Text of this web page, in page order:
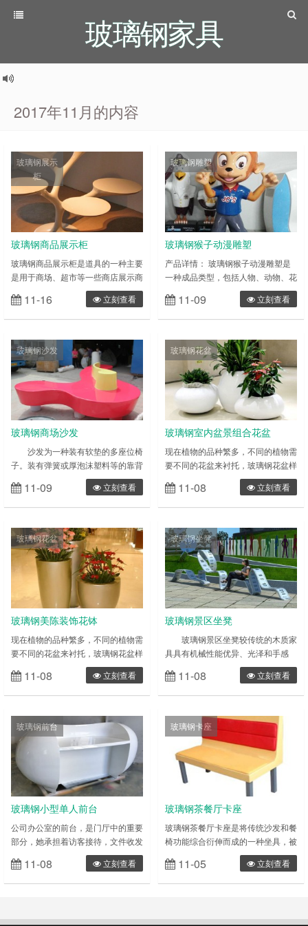
玻璃钢家具
2017年11月的内容
玻璃钢展示
柜
玻璃钢商品展示柜
玻璃钢商品展示柜是道具的一种主要
是用于商场、超市等一些商店展示商
品、储藏商品，具有外观个性、功能
强大，而且还要具备广告效应.从而
达更好的营利目的。为品牌提供一个
司店铺最好的展柜。展柜特色主要是
用于商场，超市，专卖店，精品店等
一些商店展示和储藏商品，外观讲究
美观别致，功能强大，而且具备明显
的广告效应以达到更好的赢利目的，
为品牌产……
11-16 立刻查看
玻璃钢雕塑
玻璃钢猴子动漫雕塑
产品详情： 玻璃钢猴子动漫雕塑是
一种成品类型，包括人物、动物、花
草等多种表现形式。雕塑一般分为圆
雕和浮雕两种类型，简单来 说，圆
雕产品就是三维立体类雕塑(比如仿
校园墙体雕塑) 玻璃钢雕塑的特性：
具有可塑性强(只要您想的出造型，
玻璃钢就能做出成品)，相对来说易
成型、质轻，强度高， 耐腐蚀，相
对来说成本相对较低、表面效果多样
等……
11-09 立刻查看
玻璃钢沙发
玻璃钢商场沙发
沙发为一种装有软垫的多座位椅
子。装有弹簧或厚泡沫塑料等的靠背
椅，两边有扶手，是软装家具的一
种。沙发的起源可追溯到公元前
2000 年左右的古埃及，但真正意义
七世纪初。现今沙发已是许多家庭必
需的家具。现在的玻璃钢商场沙发不
仅仅局限于使用传统材料了，越来越
多的企业与个人愿意使用玻璃钢沙
发，因为玻璃钢家具是采用性能优异
的玻璃纤维……
11-09 立刻查看
玻璃钢花盆
玻璃钢室内盆景组合花盆
现在植物的品种繁多，不同的植物需
要不同的花盆来衬托，玻璃钢花盆样
式繁多还可以根据喜好来定制花盆，
能够适用于各种花卉的种植，也可以
用作装饰品。 玻璃钢仿瓷花盆能根
内装饰可以说是各式各样，选择与装
修风格搭配的花盆可以起到意想不到
的效果，是对瓷花盆来说仿瓷花盆更
用以打理，也不用担心生活中的小磕
碰。玻璃钢仿瓷花盆也可以用在户
外，它耐磨……
11-08 立刻查看
玻璃钢花盆
玻璃钢美陈装饰花钵
现在植物的品种繁多，不同的植物需
要不同的花盆来衬托，玻璃钢花盆样
式繁多还可以根据喜好来定制花盆，
能够适用于各种花卉的种植，也可以
用作装饰品。 玻璃钢仿瓷花盆能根
内装饰可以说是各式各样，选择与装
修风格搭配的花盆可以起到意想不到
的效果，是对瓷花盆来说仿瓷花盆更
用以打理，也不用担心生活中的小磕
碰。玻璃钢仿瓷花盆也可以用在户
外，它耐磨……
11-08 立刻查看
玻璃钢坐凳
玻璃钢景区坐凳
玻璃钢景区坐凳较传统的木质家
具具有机械性能优异、光泽和手感
好、耐火性好、刚度大、寿命长、耐
腐蚀、耐湿热、不怕烫、防霉菌、耐
水、防火等优点，特别是不含有人造
质，产品质量符合国家标准，其防火
性能满足国家消防装备质量检测中心
的测试标准要求。 玻璃钢景区
坐凳生产厂家专业提供玻璃钢定制加
工，可定制各种玻璃钢茶几 玻璃钢
11-08 立刻查看
玻璃钢前台
玻璃钢小型单人前台
公司办公室的前台，是门厅中的重要
部分，她承担着访客接待，文件收发
和电话转接的任务，对公司的运营起
着最基本的保证作用。同时，前台又
是访客造访的第一接待区，他的好坏
公室的内明堂，用来营造门厅气流储
11-08 立刻查看
玻璃钢卡座
玻璃钢茶餐厅卡座
玻璃钢茶餐厅卡座是将传统沙发和餐
椅功能综合衍伸而成的一种坐具，被
广泛使用于餐厅、酒店、休闲娱乐场
所、公共场所等。卡座沙发最重要的
功能就是让身体舒适，坐上去感觉卡
合度，又取决于卡座沙发的填充物。
11-05 立刻查看